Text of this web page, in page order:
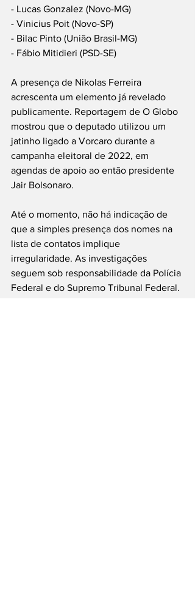
- Lucas Gonzalez (Novo-MG)
- Vinicius Poit (Novo-SP)
- Bilac Pinto (União Brasil-MG)
- Fábio Mitidieri (PSD-SE)
A presença de Nikolas Ferreira
acrescenta um elemento já revelado
publicamente. Reportagem de O Globo
mostrou que o deputado utilizou um
jatinho ligado a Vorcaro durante a
campanha eleitoral de 2022, em
agendas de apoio ao então presidente
Jair Bolsonaro.
Até o momento, não há indicação de
que a simples presença dos nomes na
lista de contatos implique
irregularidade. As investigações
seguem sob responsabilidade da Polícia
Federal e do Supremo Tribunal Federal.